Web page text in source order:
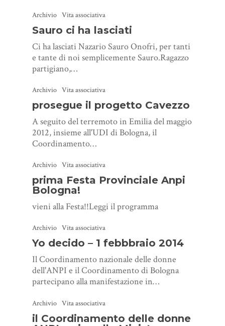
Archivio Vita associativa
Sauro ci ha lasciati
Ci ha lasciati Nazario Sauro Onofri, per tanti
e tante di noi semplicemente Sauro.Ragazzo
partigiano,…
Archivio Vita associativa
prosegue il progetto Cavezzo
A seguito del terremoto in Emilia del maggio
2012, insieme all'UDI di Bologna, il
Coordinamento…
Archivio Vita associativa
prima Festa Provinciale Anpi
Bologna!
vieni alla Festa!!Leggi il programma
Archivio Vita associativa
Yo decido – 1 febbbraio 2014
Il Coordinamento nazionale delle donne
dell'ANPI e il Coordinamento di Bologna
partecipano alla manifestazione in…
Archivio Vita associativa
il Coordinamento delle donne